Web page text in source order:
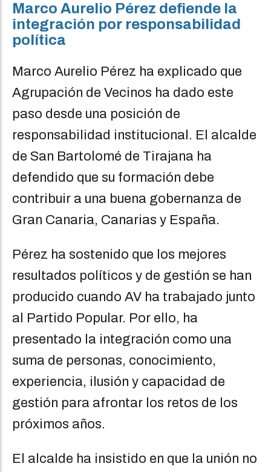
Marco Aurelio Pérez defiende la
integración por responsabilidad
política
Marco Aurelio Pérez ha explicado que
Agrupación de Vecinos ha dado este
paso desde una posición de
responsabilidad institucional. El alcalde
de San Bartolomé de Tirajana ha
defendido que su formación debe
contribuir a una buena gobernanza de
Gran Canaria, Canarias y España.
Pérez ha sostenido que los mejores
resultados políticos y de gestión se han
producido cuando AV ha trabajado junto
al Partido Popular. Por ello, ha
presentado la integración como una
suma de personas, conocimiento,
experiencia, ilusión y capacidad de
gestión para afrontar los retos de los
próximos años.
El alcalde ha insistido en que la unión no